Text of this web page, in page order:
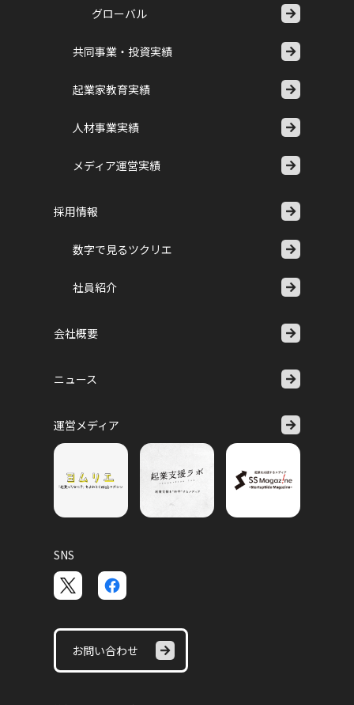
グローバル
共同事業・投資実績
起業家教育実績
人材事業実績
メディア運営実績
採用情報
数字で見るツクリエ
社員紹介
会社概要
ニュース
運営メディア
SNS
お問い合わせ